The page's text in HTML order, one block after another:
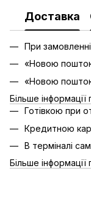
Доставка
При
«Новою
«Новою
Більше
Готівкою при
Кредитною
В терміналі
Більше